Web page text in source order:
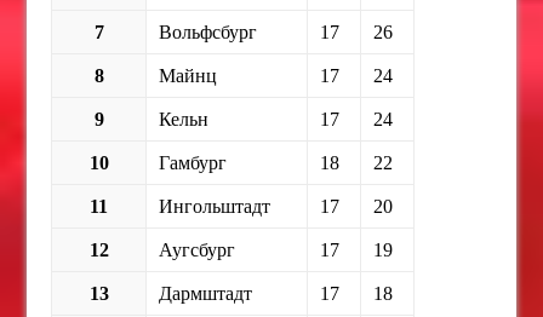
7 Вольфсбург 17 26
8 Майнц 17 24
9 Кельн 17 24
10 Гамбург 18 22
11 Ингольштадт 17 20
12 Аугсбург 17 19
13 Дармштадт 17 18